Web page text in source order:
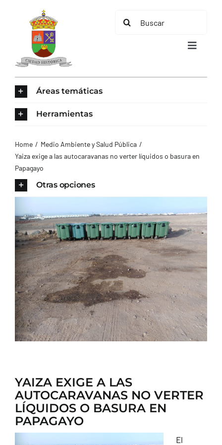
contenido
Buscar:
Toggle
AYUNTAMIENTO
CONTACTO
Áreas temáticas
Herramientas
Home
Medio Ambiente y Salud Pública
Yaiza exige a las autocaravanas no verter líquidos o basura en
Papagayo
Otras opciones
YAIZA EXIGE A LAS
AUTOCARAVANAS NO VERTER
LÍQUIDOS O BASURA EN
PAPAGAYO
El